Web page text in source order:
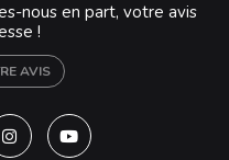
nous en part, votre avis
!
AVIS
Facebook
le compte Twitter
Lien vers le compte
Lien vers la chaîne